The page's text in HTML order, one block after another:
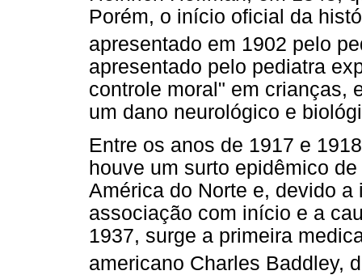
Porém, o início oficial da
apresentado em 1902 pelo
apresentado pelo pediatra
controle moral" em crianças,
um dano neurológico e
Entre os anos de 1917 e
houve um surto epidêmico
América do Norte e, devido
associação com início e a
1937, surge a primeira
americano Charles Baddley,